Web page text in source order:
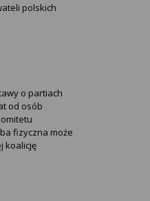
polskich
o partiach
od osób
fizyczna może
koalicję